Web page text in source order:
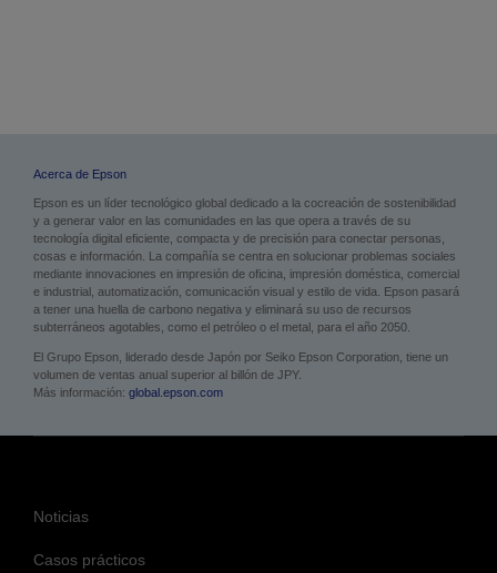
Acerca de Epson
Epson es un líder tecnológico global dedicado a la cocreación de sostenibilidad
y a generar valor en las comunidades en las que opera a través de su
tecnología digital eficiente, compacta y de precisión para conectar personas,
cosas e información. La compañía se centra en solucionar problemas sociales
mediante innovaciones en impresión de oficina, impresión doméstica, comercial
e industrial, automatización, comunicación visual y estilo de vida. Epson pasará
a tener una huella de carbono negativa y eliminará su uso de recursos
subterráneos agotables, como el petróleo o el metal, para el año 2050.
El Grupo Epson, liderado desde Japón por Seiko Epson Corporation, tiene un
volumen de ventas anual superior al billón de JPY.
Más información: global.epson.com
Noticias
Casos prácticos